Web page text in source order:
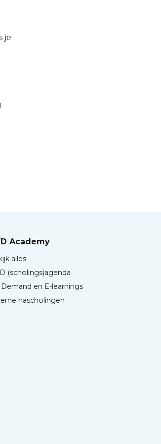
je
Academy
alles
(scholings)agenda
Demand en E-learnings
nascholingen